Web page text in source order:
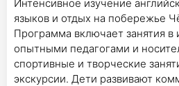
Интенсивное изучение
языков и отдых на побережье
Программа включает занятия в
опытными педагогами и
спортивные и творческие
экскурсии. Дети развивают